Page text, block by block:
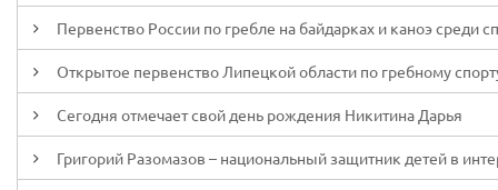
Первенство России по гребле на байдарках и каноэ среди
Открытое первенство Липецкой области по гребному
Сегодня отмечает свой день рождения Никитина Дарья
Григорий Разомазов – национальный защитник детей в